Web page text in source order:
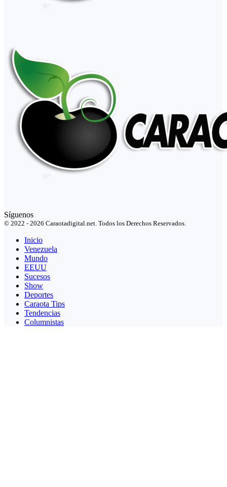
Síguenos
© 2022 - 2026 Caraotadigital.net. Todos los Derechos Reservados.
Inicio
Venezuela
Mundo
EEUU
Sucesos
Show
Deportes
Caraota Tips
Tendencias
Columnistas